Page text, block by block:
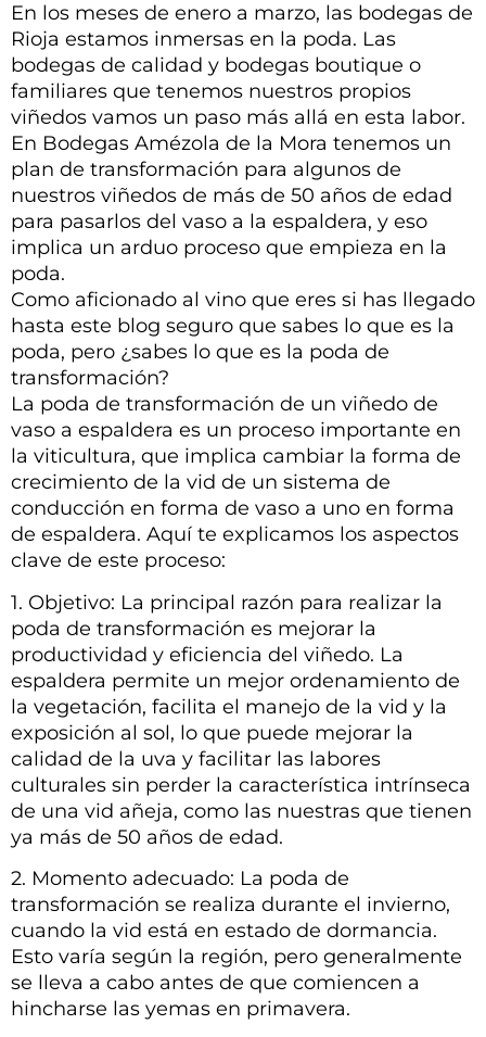
En los meses de enero a marzo, las bodegas de
Rioja estamos inmersas en la poda. Las
bodegas de calidad y bodegas boutique o
familiares que tenemos nuestros propios
viñedos vamos un paso más allá en esta labor.
En Bodegas Amézola de la Mora tenemos un
plan de transformación para algunos de
nuestros viñedos de más de 50 años de edad
para pasarlos del vaso a la espaldera, y eso
implica un arduo proceso que empieza en la
poda.
Como aficionado al vino que eres si has llegado
hasta este blog seguro que sabes lo que es la
poda, pero ¿sabes lo que es la poda de
transformación?
La poda de transformación de un viñedo de
vaso a espaldera es un proceso importante en
la viticultura, que implica cambiar la forma de
crecimiento de la vid de un sistema de
conducción en forma de vaso a uno en forma
de espaldera. Aquí te explicamos los aspectos
clave de este proceso:
1. Objetivo: La principal razón para realizar la
poda de transformación es mejorar la
productividad y eficiencia del viñedo. La
espaldera permite un mejor ordenamiento de
la vegetación, facilita el manejo de la vid y la
exposición al sol, lo que puede mejorar la
calidad de la uva y facilitar las labores
culturales sin perder la característica intrínseca
de una vid añeja, como las nuestras que tienen
ya más de 50 años de edad.
2. Momento adecuado: La poda de
transformación se realiza durante el invierno,
cuando la vid está en estado de dormancia.
Esto varía según la región, pero generalmente
se lleva a cabo antes de que comiencen a
hincharse las yemas en primavera.